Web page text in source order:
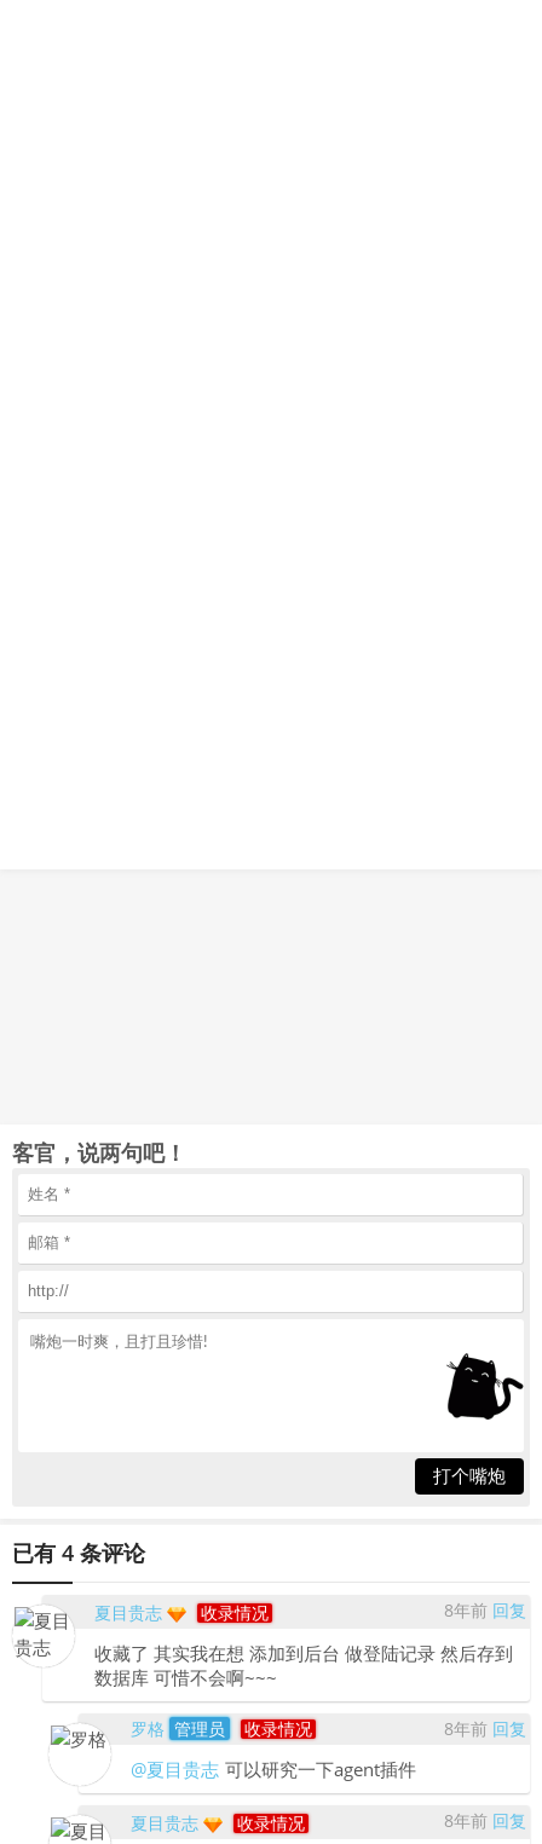
客官，说两句吧！
打个嘴炮
已有 4 条评论
夏目贵志 收录情况 8年前 回复
收藏了 其实我在想 添加到后台 做登陆记录 然后存到
数据库 可惜不会啊~~~
罗格 管理员 收录情况 8年前 回复
@夏目贵志 可以研究一下agent插件
夏目贵志 收录情况 8年前 回复